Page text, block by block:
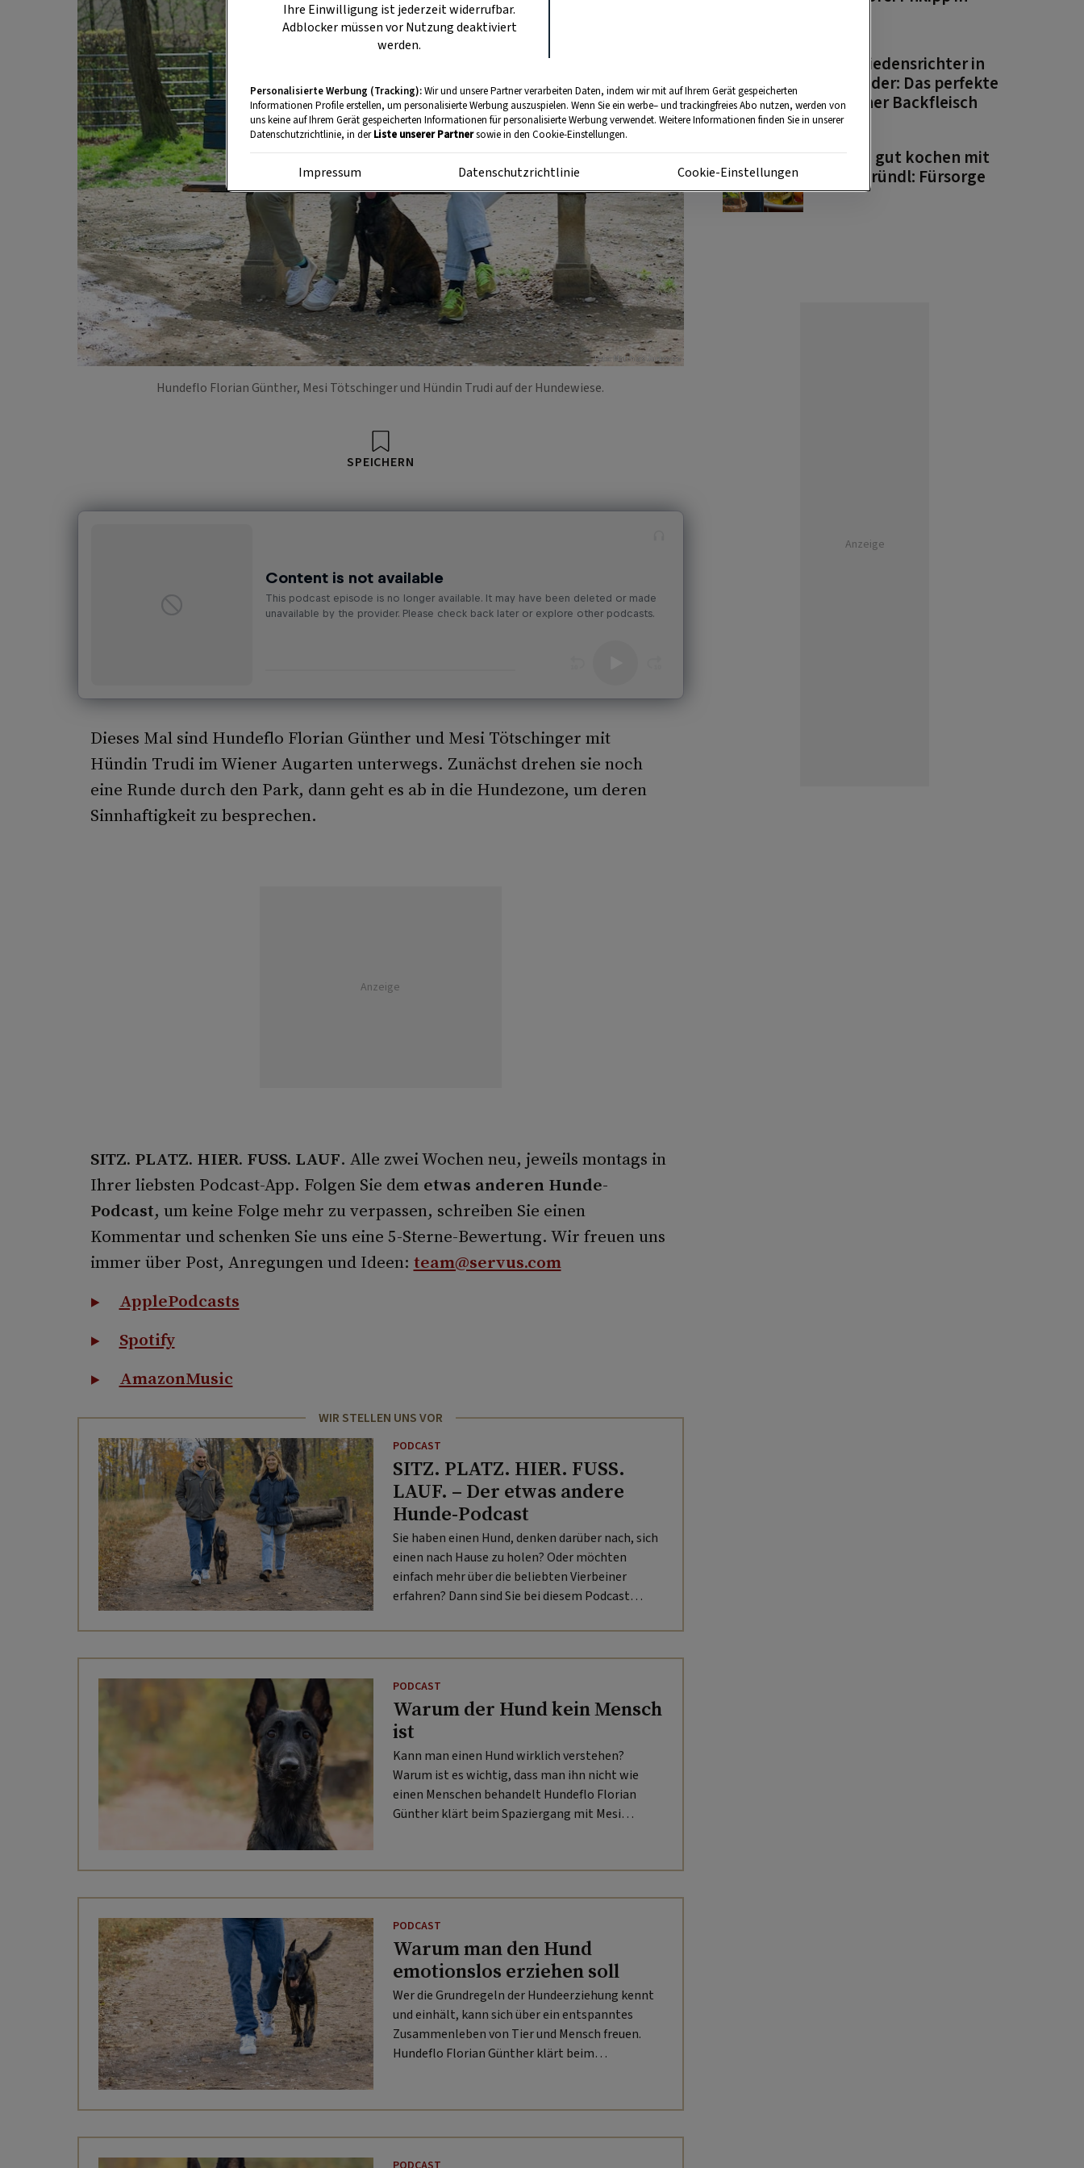
Foto: Matthias Jurkovics
Hundeflo Florian Günther, Mesi Tötschinger und Hündin Trudi auf der Hundewiese.
SPEICHERN
Dieses Mal sind Hundeflo Florian Günther und Mesi Tötschinger mit
Hündin Trudi im Wiener Augarten unterwegs. Zunächst drehen sie noch
eine Runde durch den Park, dann geht es ab in die Hundezone, um deren
Sinnhaftigkeit zu besprechen.
Anzeige
SITZ. PLATZ. HIER. FUSS. LAUF. Alle zwei Wochen neu, jeweils montags in
Ihrer liebsten Podcast-App. Folgen Sie dem etwas anderen Hunde-
Podcast, um keine Folge mehr zu verpassen, schreiben Sie einen
Kommentar und schenken Sie uns eine 5-Sterne-Bewertung. Wir freuen uns
immer über Post, Anregungen und Ideen: team@servus.com
ApplePodcasts
Spotify
AmazonMusic
WIR STELLEN UNS VOR
PODCAST
SITZ. PLATZ. HIER. FUSS.
LAUF. – Der etwas andere
Hunde-Podcast
Sie haben einen Hund, denken darüber nach, sich
einen nach Hause zu holen? Oder möchten
einfach mehr über die beliebten Vierbeiner
erfahren? Dann sind Sie bei diesem Podcast
Tötschinger klären auf.
PODCAST
Warum der Hund kein Mensch
ist
Kann man einen Hund wirklich verstehen?
Warum ist es wichtig, dass man ihn nicht wie
einen Menschen behandelt Hundeflo Florian
Günther klärt beim Spaziergang mit Mesi
PODCAST
Warum man den Hund
emotionslos erziehen soll
Wer die Grundregeln der Hundeerziehung kennt
und einhält, kann sich über ein entspanntes
Zusammenleben von Tier und Mensch freuen.
Hundeflo Florian Günther klärt beim
Zum Friedensrichter in
Wien. Oder: Das perfekte
Altwiener Backfleisch
Einfach gut kochen mit
Paula Bründl: Fürsorge
Anzeige
Ihre Einwilligung ist jederzeit widerrufbar.
Adblocker müssen vor Nutzung deaktiviert
werden.
Personalisierte Werbung (Tracking):Wir und unsere Partner verarbeiten Daten, indem wir mit auf Ihrem Gerät gespeicherten
Informationen Profile erstellen, um personalisierte Werbung auszuspielen. Wenn Sie ein werbe– und trackingfreies Abo nutzen, werden von
uns keine auf Ihrem Gerät gespeicherten Informationen für personalisierte Werbung verwendet. Weitere Informationen finden Sie in unserer
Datenschutzrichtlinie, in derListe unserer Partnersowie in den Cookie-Einstellungen.
Impressum Datenschutzrichtlinie Cookie-Einstellungen